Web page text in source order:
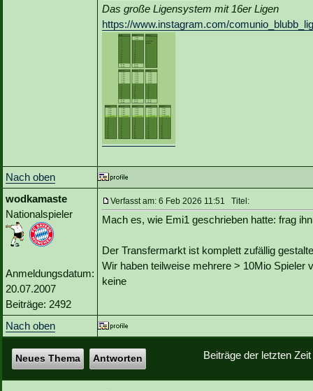
Das große Ligensystem mit 16er Ligen
https://www.instagram.com/
Nach oben
wodkamaste
Nationalspieler
Anmeldungsdatum:
20.07.2007
Beiträge: 2492
Verfasst am: 6 Feb 2026 11:51 Titel:
Mach es, wie Emi1 geschrieben hatte: frag
Der Transfermarkt ist komplett zufällig
Wir haben teilweise mehrere > 10Mio
keine
Nach oben
Beiträge der letzten
Neues Thema Antworten